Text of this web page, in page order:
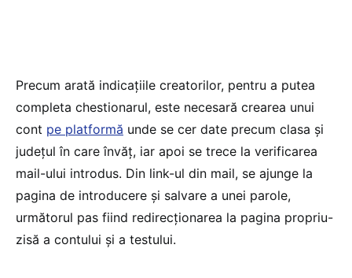
Precum arată indicațiile creatorilor, pentru a putea
completa chestionarul, este necesară crearea unui
cont pe platformă unde se cer date precum clasa și
județul în care învăț, iar apoi se trece la verificarea
mail-ului introdus. Din link-ul din mail, se ajunge la
pagina de introducere și salvare a unei parole,
următorul pas fiind redirecționarea la pagina propriu-
zisă a contului și a testului.